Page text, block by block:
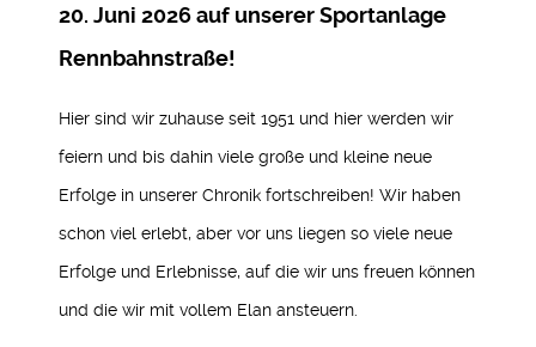
20. Juni 2026 auf unserer Sportanlage
Rennbahnstraße!
Hier sind wir zuhause seit 1951 und hier werden wir
feiern und bis dahin viele große und kleine neue
Erfolge in unserer Chronik fortschreiben! Wir haben
schon viel erlebt, aber vor uns liegen so viele neue
Erfolge und Erlebnisse, auf die wir uns freuen können
und die wir mit vollem Elan ansteuern.